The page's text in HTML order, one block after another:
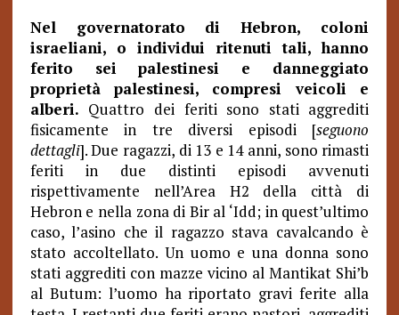
Nel governatorato di Hebron, coloni
israeliani, o individui ritenuti tali, hanno
ferito sei palestinesi e danneggiato
proprietà palestinesi, compresi veicoli e
alberi. Quattro dei feriti sono stati aggrediti
fisicamente in tre diversi episodi [seguono
dettagli]. Due ragazzi, di 13 e 14 anni, sono rimasti
feriti in due distinti episodi avvenuti
rispettivamente nell’Area H2 della città di
Hebron e nella zona di Bir al ‘Idd; in quest’ultimo
caso, l’asino che il ragazzo stava cavalcando è
stato accoltellato. Un uomo e una donna sono
stati aggrediti con mazze vicino al Mantikat Shi’b
al Butum: l’uomo ha riportato gravi ferite alla